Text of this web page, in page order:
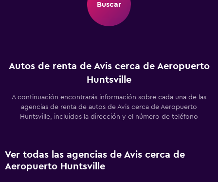
Buscar
Autos de renta de Avis cerca de Aeropuerto
Huntsville
A continuación encontrarás información sobre cada una de las
agencias de renta de autos de Avis cerca de Aeropuerto
Huntsville, incluidos la dirección y el número de teléfono
Ver todas las agencias de Avis cerca de
Aeropuerto Huntsville